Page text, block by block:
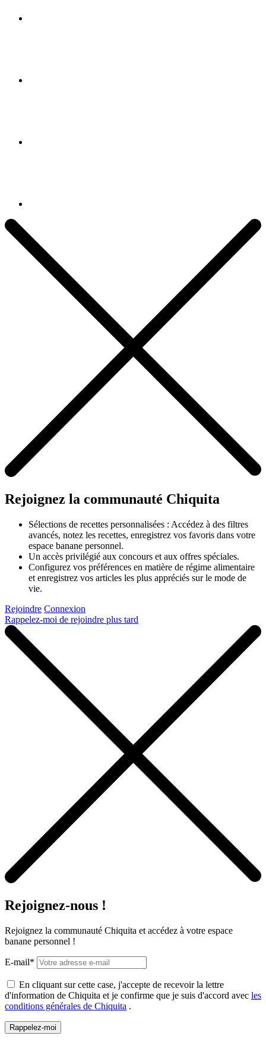
Rejoignez la communauté Chiquita
Sélections de recettes personnalisées : Accédez à des filtres
avancés, notez les recettes, enregistrez vos favoris dans votre
espace banane personnel.
Un accès privilégié aux concours et aux offres spéciales.
Configurez vos préférences en matière de régime alimentaire
et enregistrez vos articles les plus appréciés sur le mode de
vie.
Rejoindre Connexion
Rappelez-moi de rejoindre plus tard
Rejoignez-nous !
Rejoignez la communauté Chiquita et accédez à votre espace
banane personnel !
E-mail*
En cliquant sur cette case, j'accepte de recevoir la lettre
d'information de Chiquita et je confirme que je suis d'accord avec les
conditions générales de Chiquita .